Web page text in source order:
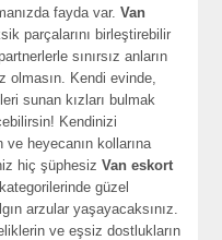
fayda var.Van
parçalarını birleştirebilir
sınırsız anların
olmasın. Kendi evinde,
sunan kızları bulmak
Kendinizi
heyecanın kollarına
hiç şüphesizVan eskort
güzel
arzular yaşayacaksınız.
ve eşsiz dostlukların